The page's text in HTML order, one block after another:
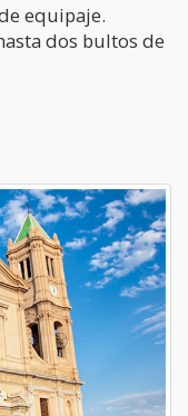
equipaje.
dos bultos de